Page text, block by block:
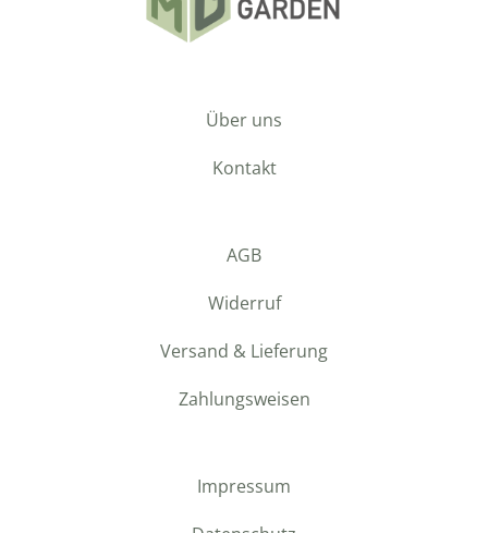
Über uns
Kontakt
AGB
Widerruf
Versand & Lieferung
Zahlungsweisen
Impressum